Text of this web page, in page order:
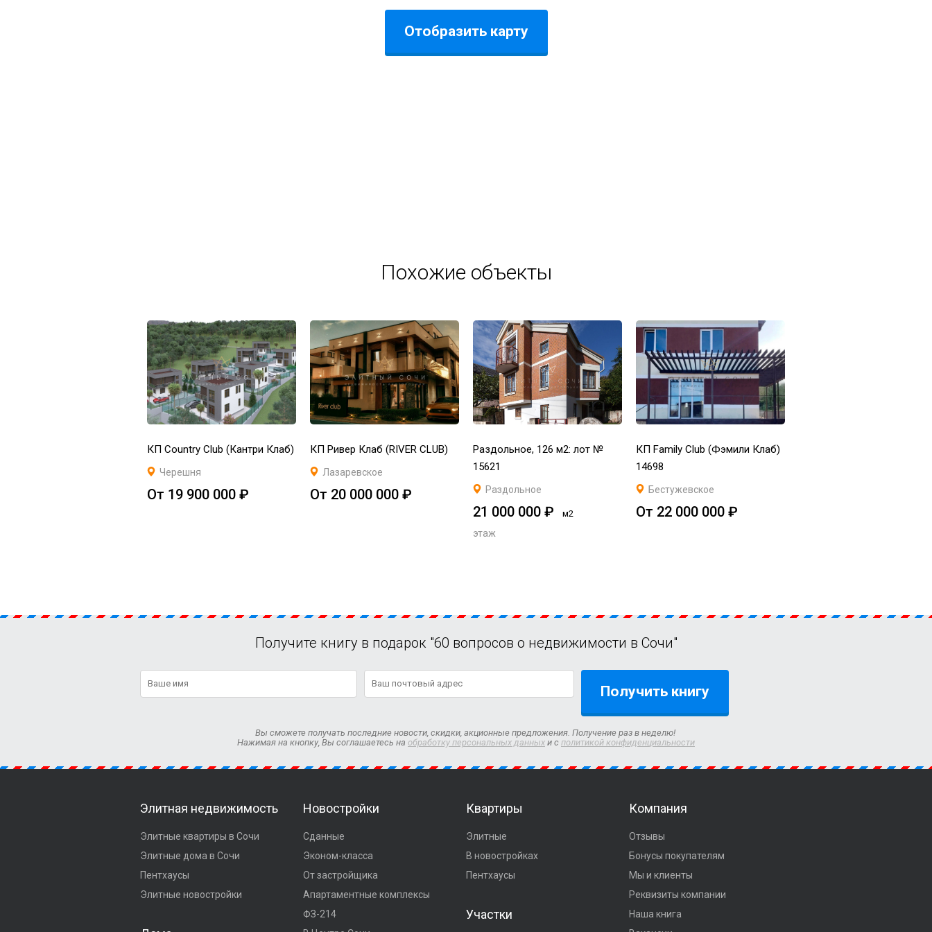
Отобразить карту
Похожие объекты
КП Country Club (Кантри Клаб)
Черешня
От 19 900 000 ₽
КП Ривер Клаб (RIVER CLUB)
Лазаревское
От 20 000 000 ₽
Раздольное, 126 м2: лот №
15621
Раздольное
21 000 000 ₽ м2
этаж
КП Family Club (Фэмили Клаб)
14698
Бестужевское
От 22 000 000 ₽
Получите книгу в подарок "60 вопросов о недвижимости в Сочи"
Получить книгу
Вы сможете получать последние новости, скидки, акционные предложения. Получение раз в неделю!
Нажимая на кнопку, Вы соглашаетесь на обработку персональных данных и с политикой конфиденциальности
Элитная недвижимость
Элитные квартиры в Сочи
Элитные дома в Сочи
Пентхаусы
Элитные новостройки
Новостройки
Сданные
Эконом-класса
От застройщика
Апартаментные комплексы
ФЗ-214
Квартиры
Элитные
В новостройках
Пентхаусы
Участки
Компания
Отзывы
Бонусы покупателям
Мы и клиенты
Реквизиты компании
Наша книга